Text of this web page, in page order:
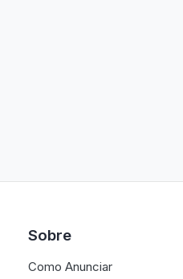
Sobre
Como Anunciar